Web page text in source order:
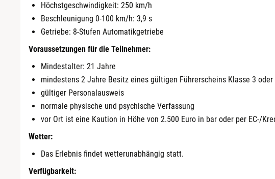
Höchstgeschwindigkeit: 250 km/h
Beschleunigung 0-100 km/h: 3,9 s
Getriebe: 8-Stufen Automatikgetriebe
Voraussetzungen für die Teilnehmer:
Mindestalter: 21 Jahre
mindestens 2 Jahre Besitz eines gültigen Führerscheins Klasse 3 oder
gültiger Personalausweis
normale physische und psychische Verfassung
vor Ort ist eine Kaution in Höhe von 2.500 Euro in bar oder per EC-/
Wetter:
Das Erlebnis findet wetterunabhängig statt.
Verfügbarkeit: